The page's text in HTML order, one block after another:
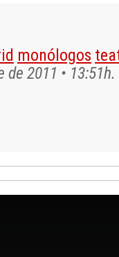
monólogos
2011 • 13:51h.